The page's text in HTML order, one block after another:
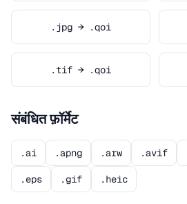
.jpg → .qoi
.tif → .qoi
संबंधित फ़ॉर्मेट
.ai .apng .arw .avif
.eps .gif .heic